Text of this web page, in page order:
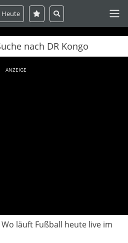
Heute
nach DR Kongo
ANZEIGE
läuft Fußball heute live im